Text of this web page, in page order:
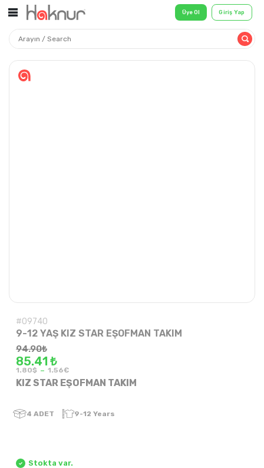
Üye Ol
#09740
9-12 YAŞ KIZ STAR EŞOFMAN TAKIM
94.90₺
85.41 ₺
1.80$ - 1.56€
KIZ STAR EŞOFMAN TAKIM
4 ADET 9-12 Years
Stokta var.